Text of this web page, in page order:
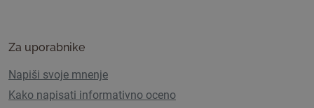
Za uporabnike
Napiši svoje mnenje
Kako napisati informativno oceno